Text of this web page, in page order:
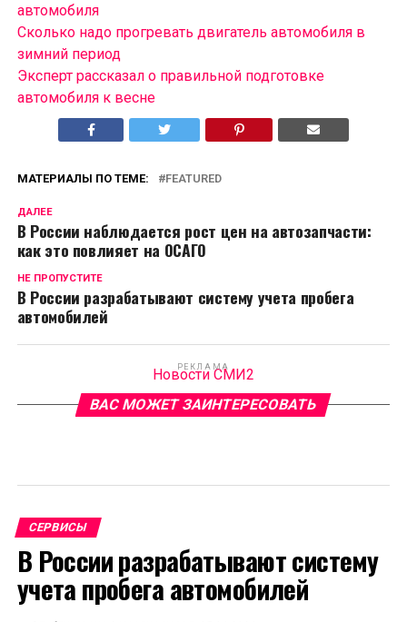
автомобиля
Сколько надо прогревать двигатель автомобиля в
зимний период
Эксперт рассказал о правильной подготовке
автомобиля к весне
МАТЕРИАЛЫ ПО ТЕМЕ: FEATURED
ДАЛЕЕ
В России наблюдается рост цен на автозапчасти:
как это повлияет на ОСАГО
НЕ ПРОПУСТИТЕ
В России разрабатывают систему учета пробега
автомобилей
РЕКЛАМА
Новости СМИ2
ВАС МОЖЕТ ЗАИНТЕРЕСОВАТЬ
СЕРВИСЫ
В России разрабатывают систему
учета пробега автомобилей